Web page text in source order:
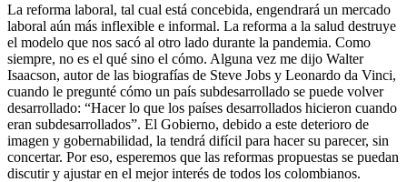
La reforma laboral, tal cual está concebida, engendrará un mercado
laboral aún más inflexible e informal. La reforma a la salud destruye
el modelo que nos sacó al otro lado durante la pandemia. Como
siempre, no es el qué sino el cómo. Alguna vez me dijo Walter
Isaacson, autor de las biografías de Steve Jobs y Leonardo da Vinci,
cuando le pregunté cómo un país subdesarrollado se puede volver
desarrollado: “Hacer lo que los países desarrollados hicieron cuando
eran subdesarrollados”. El Gobierno, debido a este deterioro de
imagen y gobernabilidad, la tendrá difícil para hacer su parecer, sin
concertar. Por eso, esperemos que las reformas propuestas se puedan
discutir y ajustar en el mejor interés de todos los colombianos.